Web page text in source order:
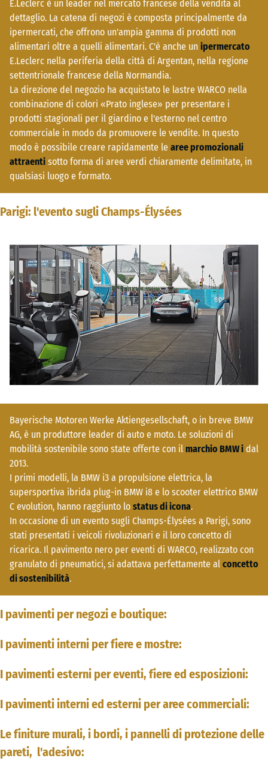
E.Leclerc è un leader nel mercato francese della vendita al
dettaglio. La catena di negozi è composta principalmente da
ipermercati, che offrono un'ampia gamma di prodotti non
alimentari oltre a quelli alimentari. C'è anche un ipermercato
E.Leclerc nella periferia della città di Argentan, nella regione
settentrionale francese della Normandia.
La direzione del negozio ha acquistato le lastre WARCO nella
combinazione di colori «Prato inglese» per presentare i
prodotti stagionali per il giardino e l'esterno nel centro
commerciale in modo da promuovere le vendite. In questo
modo è possibile creare rapidamente le aree promozionali
attraenti sotto forma di aree verdi chiaramente delimitate, in
qualsiasi luogo e formato.
Parigi: l'evento sugli Champs-Élysées
Bayerische Motoren Werke Aktiengesellschaft, o in breve BMW
AG, è un produttore leader di auto e moto. Le soluzioni di
mobilità sostenibile sono state offerte con il marchio BMW i dal
2013.
I primi modelli, la BMW i3 a propulsione elettrica, la
supersportiva ibrida plug-in BMW i8 e lo scooter elettrico BMW
C evolution, hanno raggiunto lo status di icona.
In occasione di un evento sugli Champs-Élysées a Parigi, sono
stati presentati i veicoli rivoluzionari e il loro concetto di
ricarica. Il pavimento nero per eventi di WARCO, realizzato con
granulato di pneumatici, si adattava perfettamente al concetto
di sostenibilità.
I pavimenti per negozi e boutique:
I pavimenti interni per fiere e mostre:
I pavimenti esterni per eventi, fiere ed esposizioni:
I pavimenti interni ed esterni per aree commerciali:
Le finiture murali, i bordi, i pannelli di protezione delle
pareti, l'adesivo: